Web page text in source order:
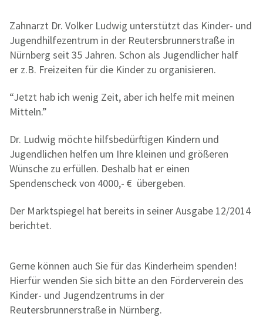
Zahnarzt Dr. Volker Ludwig unterstützt das Kinder- und
Jugendhilfezentrum in der Reutersbrunnerstraße in
Nürnberg seit 35 Jahren. Schon als Jugendlicher half
er z.B. Freizeiten für die Kinder zu organisieren.
“Jetzt hab ich wenig Zeit, aber ich helfe mit meinen
Mitteln.”
Dr. Ludwig möchte hilfsbedürftigen Kindern und
Jugendlichen helfen um Ihre kleinen und größeren
Wünsche zu erfüllen. Deshalb hat er einen
Spendenscheck von 4000,- € übergeben.
Der Marktspiegel hat bereits in seiner Ausgabe 12/2014
berichtet.
Gerne können auch Sie für das Kinderheim spenden!
Hierfür wenden Sie sich bitte an den Förderverein des
Kinder- und Jugendzentrums in der
Reutersbrunnerstraße in Nürnberg.